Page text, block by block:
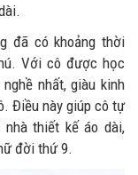
đã có khoảng thời
Với cô được học
nhất, giàu kinh
Điều này giúp cô tự
thiết kế áo dài,
đời thứ 9.